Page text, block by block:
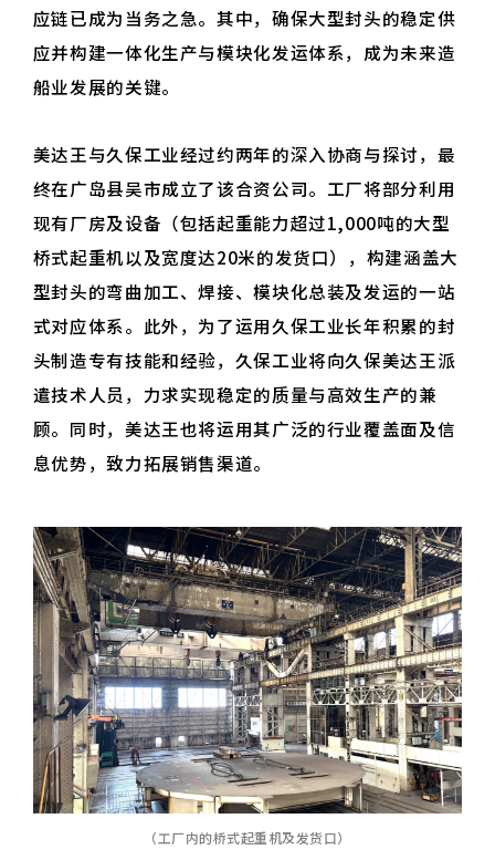
应链已成为当务之急。其中，确保大型封头的稳定供
应并构建一体化生产与模块化发运体系，成为未来造
船业发展的关键。
美达王与久保工业经过约两年的深入协商与探讨，最
终在广岛县吴市成立了该合资公司。工厂将部分利用
现有厂房及设备（包括起重能力超过1,000吨的大型
桥式起重机以及宽度达20米的发货口），构建涵盖大
型封头的弯曲加工、焊接、模块化总装及发运的一站
式对应体系。此外，为了运用久保工业长年积累的封
头制造专有技能和经验，久保工业将向久保美达王派
遣技术人员，力求实现稳定的质量与高效生产的兼
顾。同时，美达王也将运用其广泛的行业覆盖面及信
息优势，致力拓展销售渠道。
（工厂内的桥式起重机及发货口）